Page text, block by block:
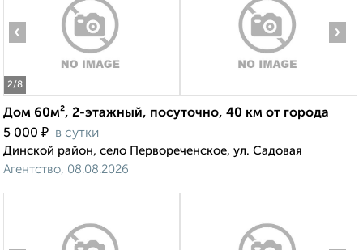
2/8
‹ ›
Дом 60м², 2-этажный, посуточно, 40 км от города
5 000 ₽ в сутки
Динской район, село Первореченское, ул. Садовая
Агентство, 08.08.2026